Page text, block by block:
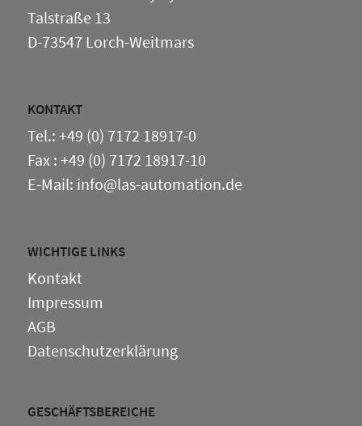
Talstraße 13
D-73547 Lorch-Weitmars
KONTAKT
Tel.: +49 (0) 7172 18917-0
Fax : +49 (0) 7172 18917-10
E-Mail: info@las-automation.de
WICHTIGE LINKS
Kontakt
Impressum
AGB
Datenschutzerklärung
GESCHÄFTSBEREICHE